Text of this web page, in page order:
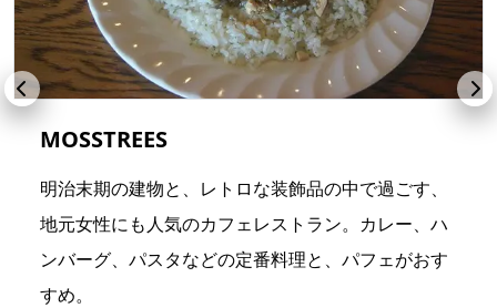
MOSSTREES
明治末期の建物と、レトロな装飾品の中で過ごす、
地元女性にも人気のカフェレストラン。カレー、ハ
ンバーグ、パスタなどの定番料理と、パフェがおす
すめ。